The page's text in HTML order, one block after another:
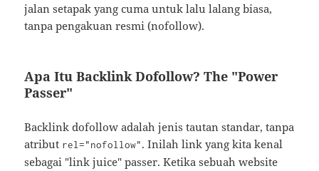
jalan setapak yang cuma untuk lalu lalang biasa,
tanpa pengakuan resmi (nofollow).
Apa Itu Backlink Dofollow? The "Power
Passer"
Backlink dofollow adalah jenis tautan standar, tanpa
atribut rel="nofollow". Inilah link yang kita kenal
sebagai "link juice" passer. Ketika sebuah website